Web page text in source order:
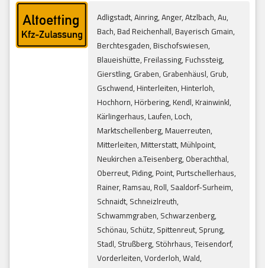
Adligstadt, Ainring, Anger, Atzlbach, Au,
Bach, Bad Reichenhall, Bayerisch Gmain,
Berchtesgaden, Bischofswiesen,
Blaueishütte, Freilassing, Fuchssteig,
Gierstling, Graben, Grabenhäusl, Grub,
Gschwend, Hinterleiten, Hinterloh,
Hochhorn, Hörbering, Kendl, Krainwinkl,
Kärlingerhaus, Laufen, Loch,
Marktschellenberg, Mauerreuten,
Mitterleiten, Mitterstatt, Mühlpoint,
Neukirchen a.Teisenberg, Oberachthal,
Oberreut, Piding, Point, Purtschellerhaus,
Rainer, Ramsau, Roll, Saaldorf-Surheim,
Schnaidt, Schneizlreuth,
Schwammgraben, Schwarzenberg,
Schönau, Schütz, Spittenreut, Sprung,
Stadl, Strußberg, Stöhrhaus, Teisendorf,
Vorderleiten, Vorderloh, Wald,